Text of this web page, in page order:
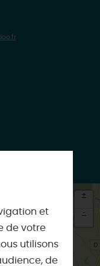
+
-
et
de votre
utilisons
de